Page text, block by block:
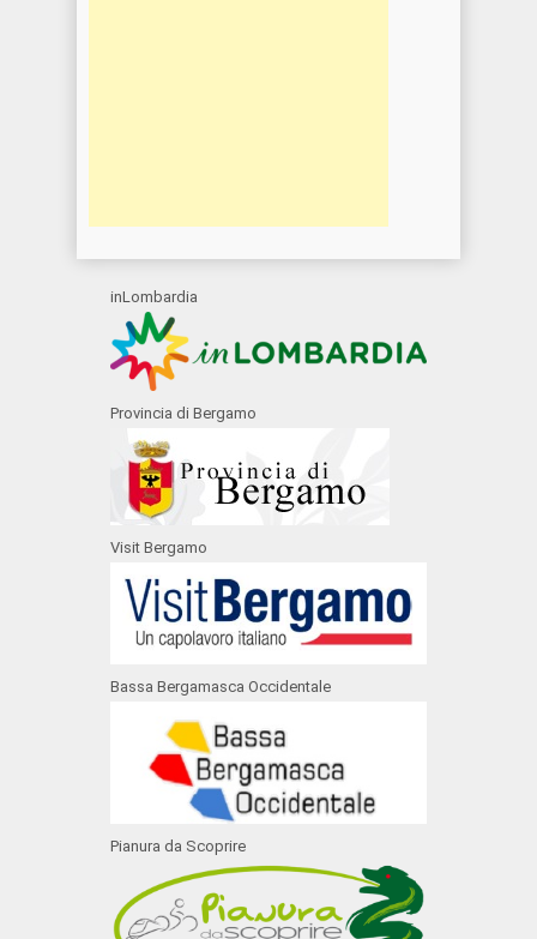
inLombardia
Provincia di Bergamo
Visit Bergamo
Bassa Bergamasca Occidentale
Pianura da Scoprire